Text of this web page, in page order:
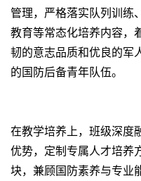
管理，严格落实队列训练
教育等常态化培养内容，
韧的意志品质和优良的军
的国防后备青年队伍。
在教学培养上，班级深度
优势，定制专属人才培养
块，兼顾国防素养与专业